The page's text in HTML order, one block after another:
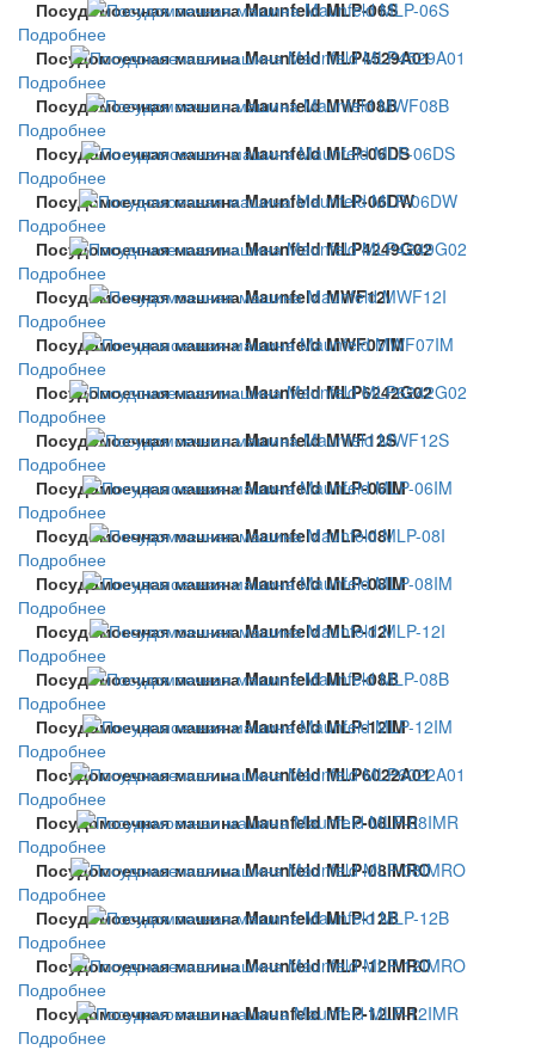
Посудомоечная машина Maunfeld MLP-06S
Подробнее
Посудомоечная машина Maunfeld MLP4529A01
Подробнее
Посудомоечная машина Maunfeld MWF08B
Подробнее
Посудомоечная машина Maunfeld MLP-06DS
Подробнее
Посудомоечная машина Maunfeld MLP-06DW
Подробнее
Посудомоечная машина Maunfeld MLP4249G02
Подробнее
Посудомоечная машина Maunfeld MWF12I
Подробнее
Посудомоечная машина Maunfeld MWF07IM
Подробнее
Посудомоечная машина Maunfeld MLP6242G02
Подробнее
Посудомоечная машина Maunfeld MWF12S
Подробнее
Посудомоечная машина Maunfeld MLP-06IM
Подробнее
Посудомоечная машина Maunfeld MLP-08I
Подробнее
Посудомоечная машина Maunfeld MLP-08IM
Подробнее
Посудомоечная машина Maunfeld MLP-12I
Подробнее
Посудомоечная машина Maunfeld MLP-08B
Подробнее
Посудомоечная машина Maunfeld MLP-12IM
Подробнее
Посудомоечная машина Maunfeld MLP6022A01
Подробнее
Посудомоечная машина Maunfeld MLP-08IMR
Подробнее
Посудомоечная машина Maunfeld MLP-08IMRO
Подробнее
Посудомоечная машина Maunfeld MLP-12B
Подробнее
Посудомоечная машина Maunfeld MLP-12IMRO
Подробнее
Посудомоечная машина Maunfeld MLP-12IMR
Подробнее